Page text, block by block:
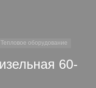
Тепловое оборудование
60-